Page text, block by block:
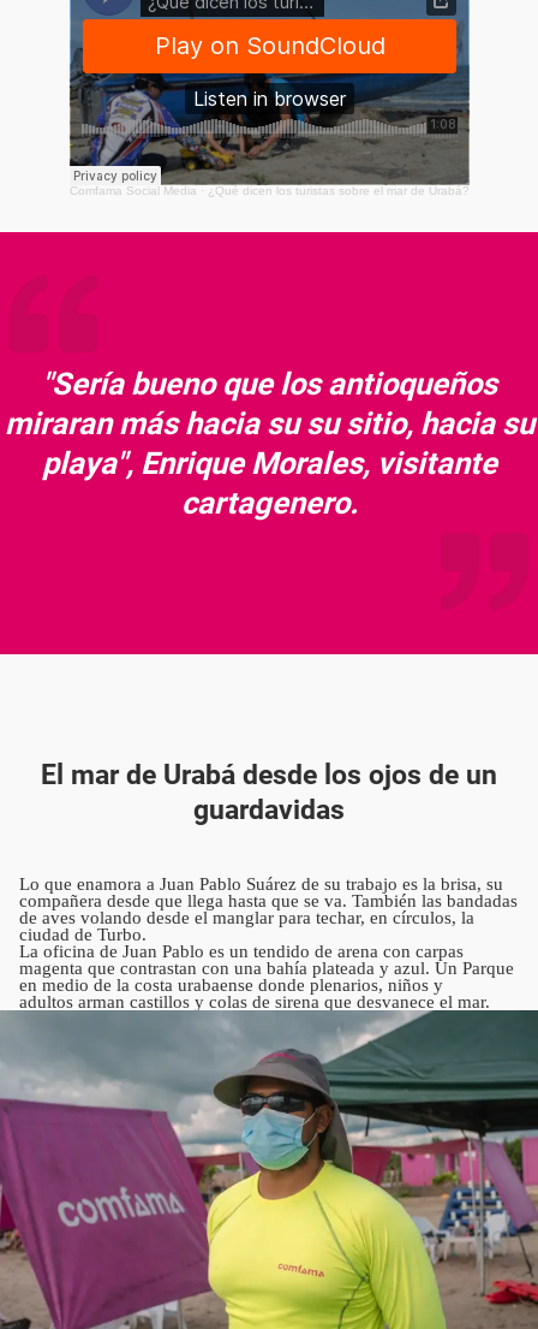
Comfama Social Media · ¿Qué dicen los turistas sobre el mar de Urabá?
"Sería bueno que los antioqueños
miraran más hacia su su sitio, hacia su
playa", Enrique Morales, visitante
cartagenero.
El mar de Urabá desde los ojos de un
guardavidas
Lo que enamora a Juan Pablo Suárez de su trabajo es la brisa, su
compañera desde que llega hasta que se va. También las bandadas
de aves volando desde el manglar para techar, en círculos, la
ciudad de Turbo.
La oficina de Juan Pablo es un tendido de arena con carpas
magenta que contrastan con una bahía plateada y azul. Un Parque
en medio de la costa urabaense donde plenarios, niños y
adultos arman castillos y colas de sirena que desvanece el mar.